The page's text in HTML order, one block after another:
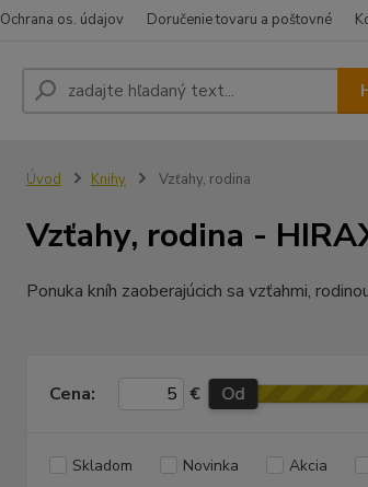
Ochrana os. údajov Doručenie tovaru a poštovné
Úvod Knihy Vzťahy, rodina
Vzťahy, rodina -
Ponuka kníh zaoberajúcich sa vzťahmi,
Cena: € Od
Skladom Novinka Akcia